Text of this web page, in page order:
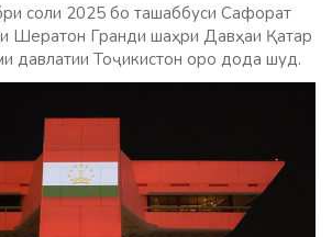
соли 2025 бо ташаббуси Сафорат
Шератон Гранди шаҳри Давҳаи Қатар
давлатии Тоҷикистон оро дода шуд.